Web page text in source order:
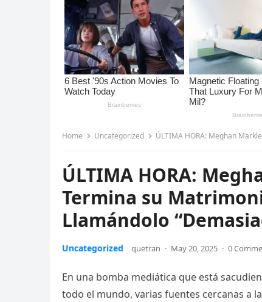
Home Uncategorized ÚLTIMA HORA: Meghan Markle
ÚLTIMA HORA:
Termina su
Llamándolo
Uncategorized quetran · May 20, 2025 · 0
En una bomba mediática que está
todo el mundo, varias fuentes cercanas a